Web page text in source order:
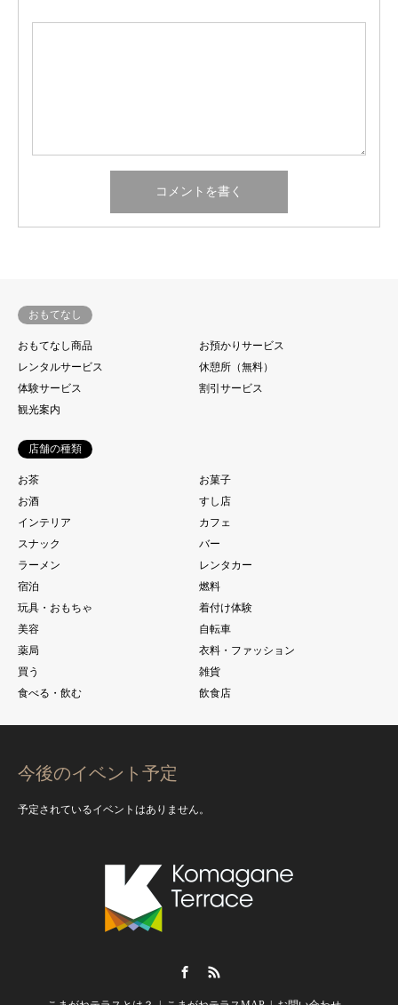
おもてなし
おもてなし商品
お預かりサービス
レンタルサービス
休憩所（無料）
体験サービス
割引サービス
観光案内
店舗の種類
お茶
お菓子
お酒
すし店
インテリア
カフェ
スナック
バー
ラーメン
レンタカー
宿泊
燃料
玩具・おもちゃ
着付け体験
美容
自転車
薬局
衣料・ファッション
買う
雑貨
食べる・飲む
飲食店
今後のイベント予定
予定されているイベントはありません。